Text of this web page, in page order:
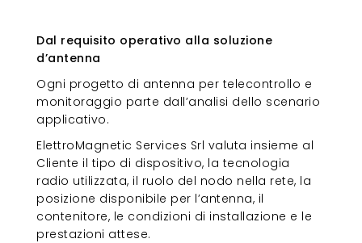
Dal requisito operativo alla soluzione
d’antenna
Ogni progetto di antenna per telecontrollo e
monitoraggio parte dall’analisi dello scenario
applicativo.
ElettroMagnetic Services Srl valuta insieme al
Cliente il tipo di dispositivo, la tecnologia
radio utilizzata, il ruolo del nodo nella rete, la
posizione disponibile per l’antenna, il
contenitore, le condizioni di installazione e le
prestazioni attese.